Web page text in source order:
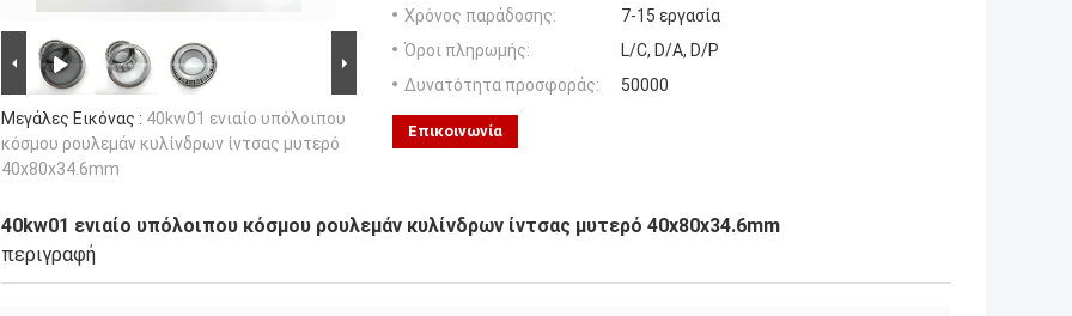
Μεγάλες Εικόνας : 40kw01 ενιαίο υπόλοιπου
κόσμου ρουλεμάν κυλίνδρων ίντσας μυτερό
40x80x34.6mm
Χρόνος παράδοσης:
7-15 εργασία
Όροι πληρωμής:
L/C, D/A, D/P
Δυνατότητα προσφοράς:
50000
Επικοινωνία
40kw01 ενιαίο υπόλοιπου κόσμου ρουλεμάν κυλίνδρων ίντσας μυτερό 40x80x34.6mm
περιγραφή